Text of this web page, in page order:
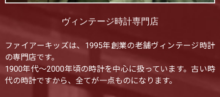
ヴィンテージ時計専門店
ファイアーキッズは、1995年創業の老舗ヴィンテージ時計
の専門店です。
1900年代〜2000年頃の時計を中心に扱っています。古い時
代の時計ですから、全てが一点ものになります。